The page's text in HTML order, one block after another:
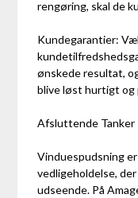
rengøring, skal de
Kundegarantier:
ønskede resultat,
blive løst hurtigt og
Afsluttende Tanker
Vinduespudsning
vedligeholdelse,
udseende. På